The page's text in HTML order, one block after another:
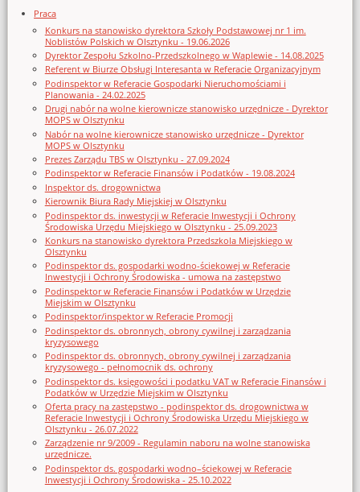
Praca
Konkurs na stanowisko dyrektora Szkoły Podstawowej nr 1 im.
Noblistów Polskich w Olsztynku - 19.06.2026
Dyrektor Zespołu Szkolno-Przedszkolnego w Waplewie - 14.08.2025
Referent w Biurze Obsługi Interesanta w Referacie Organizacyjnym
Podinspektor w Referacie Gospodarki Nieruchomościami i
Planowania - 24.02.2025
Drugi nabór na wolne kierownicze stanowisko urzędnicze - Dyrektor
MOPS w Olsztynku
Nabór na wolne kierownicze stanowisko urzędnicze - Dyrektor
MOPS w Olsztynku
Prezes Zarządu TBS w Olsztynku - 27.09.2024
Podinspektor w Referacie Finansów i Podatków - 19.08.2024
Inspektor ds. drogownictwa
Kierownik Biura Rady Miejskiej w Olsztynku
Podinspektor ds. inwestycji w Referacie Inwestycji i Ochrony
Środowiska Urzędu Miejskiego w Olsztynku - 25.09.2023
Konkurs na stanowisko dyrektora Przedszkola Miejskiego w
Olsztynku
Podinspektor ds. gospodarki wodno-ściekowej w Referacie
Inwestycji i Ochrony Środowiska - umowa na zastępstwo
Podinspektor w Referacie Finansów i Podatków w Urzędzie
Miejskim w Olsztynku
Podinspektor/inspektor w Referacie Promocji
Podinspektor ds. obronnych, obrony cywilnej i zarządzania
kryzysowego
Podinspektor ds. obronnych, obrony cywilnej i zarządzania
kryzysowego - pełnomocnik ds. ochrony
Podinspektor ds. księgowości i podatku VAT w Referacie Finansów i
Podatków w Urzędzie Miejskim w Olsztynku
Oferta pracy na zastępstwo - podinspektor ds. drogownictwa w
Referacie Inwestycji i Ochrony Środowiska Urzędu Miejskiego w
Olsztynku - 26.07.2022
Zarządzenie nr 9/2009 - Regulamin naboru na wolne stanowiska
urzędnicze.
Podinspektor ds. gospodarki wodno–ściekowej w Referacie
Inwestycji i Ochrony Środowiska - 25.10.2022